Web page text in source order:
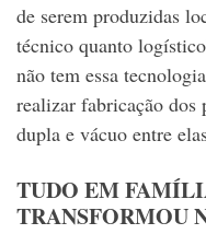
de serem produzidas
técnico quanto
não tem essa
realizar fabricação dos
dupla e vácuo entre
TUDO EM
TRANSFORMOU